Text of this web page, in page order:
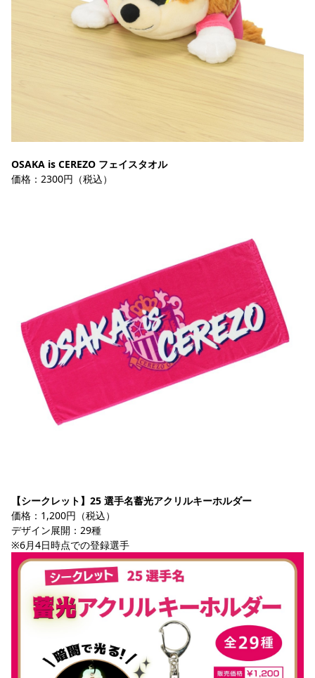
OSAKA is CEREZO フェイスタオル
価格：2300円（税込）
【シークレット】25 選手名蓄光アクリルキーホルダー
価格：1,200円（税込）
デザイン展開：29種
※6月4日時点での登録選手